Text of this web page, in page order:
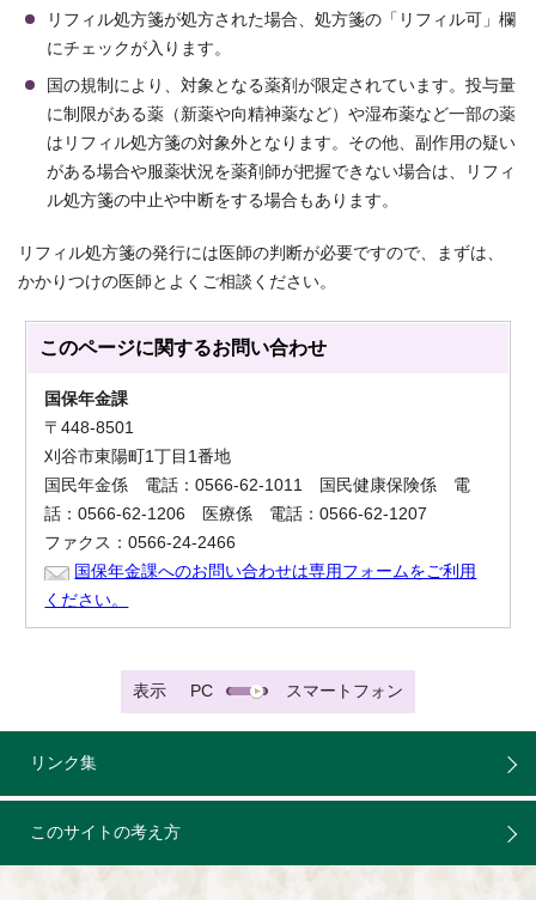
リフィル処方箋が処方された場合、処方箋の「リフィル可」欄
にチェックが入ります。
国の規制により、対象となる薬剤が限定されています。投与量
に制限がある薬（新薬や向精神薬など）や湿布薬など一部の薬
はリフィル処方箋の対象外となります。その他、副作用の疑い
がある場合や服薬状況を薬剤師が把握できない場合は、リフィ
ル処方箋の中止や中断をする場合もあります。
リフィル処方箋の発行には医師の判断が必要ですので、まずは、
かかりつけの医師とよくご相談ください。
このページに関するお問い合わせ
国保年金課
〒448-8501
刈谷市東陽町1丁目1番地
国民年金係 電話：0566-62-1011 国民健康保険係 電
話：0566-62-1206 医療係 電話：0566-62-1207
ファクス：0566-24-2466
国保年金課へのお問い合わせは専用フォームをご利用
ください。
表示 PC スマートフォン
リンク集
このサイトの考え方